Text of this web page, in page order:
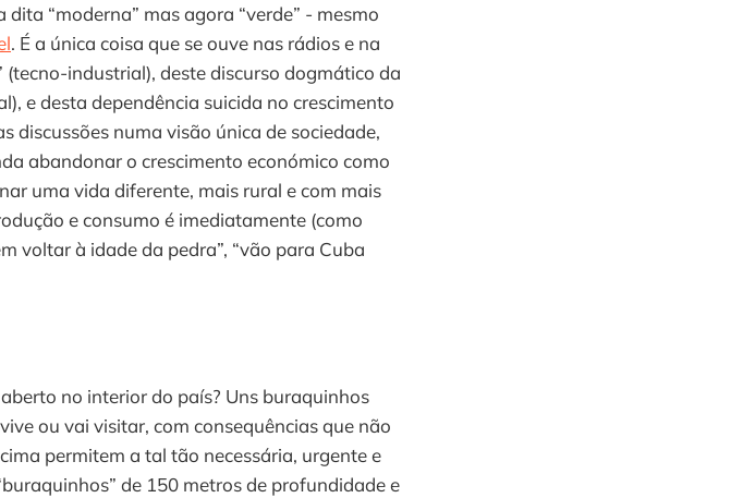
“moderna” mas agora “verde” - mesmo
. É a única coisa que se ouve nas rádios e na
industrial), deste discurso dogmático da
e desta dependência suicida no crescimento
discussões numa visão única de sociedade,
abandonar o crescimento económico como
uma vida diferente, mais rural e com mais
e consumo é imediatamente (como
voltar à idade da pedra”, “vão para Cuba
no interior do país? Uns buraquinhos
ou vai visitar, com consequências que não
permitem a tal tão necessária, urgente e
de 150 metros de profundidade e